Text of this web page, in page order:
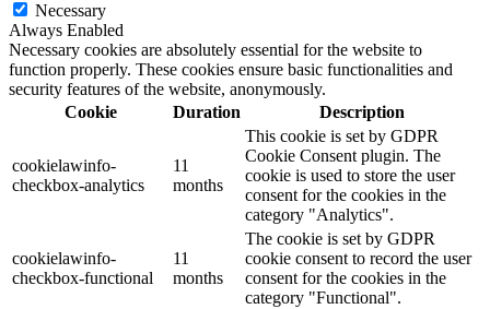
Necessary
Always Enabled
Necessary cookies are absolutely essential for the website to
function properly. These cookies ensure basic functionalities and
security features of the website, anonymously.
Cookie
Duration Description
cookielawinfo-
checkbox-analytics
11
months
This cookie is set by GDPR
Cookie Consent plugin. The
cookie is used to store the user
consent for the cookies in the
category "Analytics".
cookielawinfo-
checkbox-functional
11
months
The cookie is set by GDPR
cookie consent to record the user
consent for the cookies in the
category "Functional".